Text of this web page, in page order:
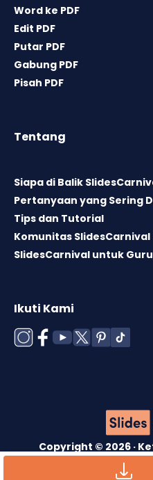
Word ke PDF
Edit PDF
Putar PDF
Gabung PDF
Pisah PDF
Tentang
Siapa di Balik
Pertanyaan yang Sering
Tips dan Tutorial
Komunitas SlidesCarnival
SlidesCarnival untuk Guru
Ikuti Kami
Copyright © 2026 ·
·